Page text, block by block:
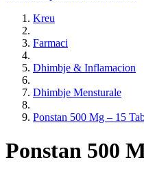
Kreu
Farmaci
Dhimbje & Inflamacion
Dhimbje Mensturale
Ponstan 500 Mg – 15
Ponstan 500